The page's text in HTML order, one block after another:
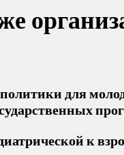
для
к